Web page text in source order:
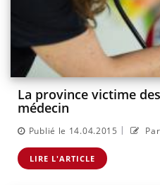
La province victime
médecin
Publié le 14.04.2015 |
LIRE L'ARTICLE